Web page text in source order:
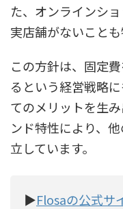
た、オンラインショ
実店舗がないことも
この方針は、固定
るという経営戦略
てのメリットを生
ンド特性により、
立しています。
▶Flosaの公式サ